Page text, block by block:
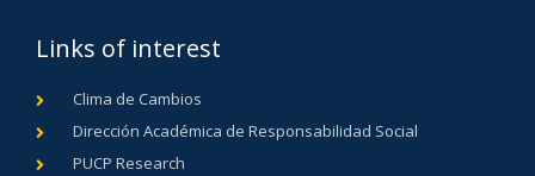
Links of interest
Clima de Cambios
Dirección Académica de Responsabilidad Social
PUCP Research